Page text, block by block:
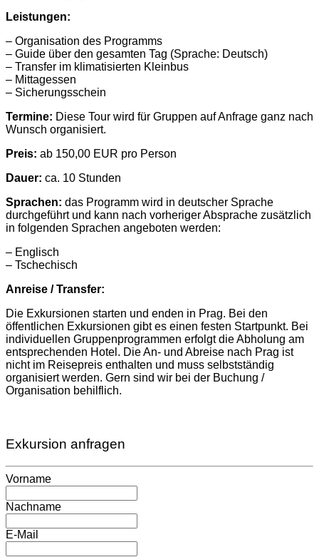
Leistungen:
– Organisation des Programms
– Guide über den gesamten Tag (Sprache: Deutsch)
– Transfer im klimatisierten Kleinbus
– Mittagessen
– Sicherungsschein
Termine: Diese Tour wird für Gruppen auf Anfrage ganz nach
Wunsch organisiert.
Preis: ab 150,00 EUR pro Person
Dauer: ca. 10 Stunden
Sprachen: das Programm wird in deutscher Sprache
durchgeführt und kann nach vorheriger Absprache zusätzlich
in folgenden Sprachen angeboten werden:
– Englisch
– Tschechisch
Anreise / Transfer:
Die Exkursionen starten und enden in Prag. Bei den
öffentlichen Exkursionen gibt es einen festen Startpunkt. Bei
individuellen Gruppenprogrammen erfolgt die Abholung am
entsprechenden Hotel. Die An- und Abreise nach Prag ist
nicht im Reisepreis enthalten und muss selbstständig
organisiert werden. Gern sind wir bei der Buchung /
Organisation behilflich.
Exkursion anfragen
Vorname
Nachname
E-Mail